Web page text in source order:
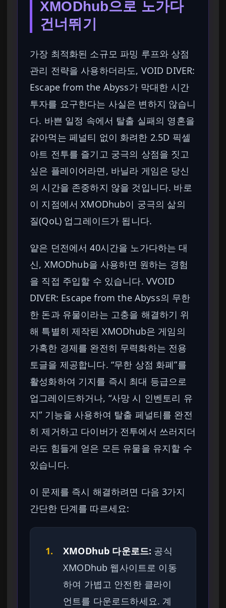
XMODhub으로 노가다
건너뛰기
가장 최적화된 소규모 파밍 루프와 상점
관리 전략을 사용하더라도, VOID DIVER:
Escape from the Abyss가 막대한 시간
투자를 요구한다는 사실은 변하지 않습니
다. 바쁜 일정 속에서 탈출 실패의 영혼을
갉아먹는 페널티 없이 화려한 2.5D 픽셀
아트 전투를 즐기고 궁극의 상점을 짓고
싶은 플레이어라면, 바닐라 게임은 당신
의 시간을 존중하지 않을 것입니다. 바로
이 지점에서 XMODhub이 궁극의 삶의
질(QoL) 업그레이드가 됩니다.
얕은 던전에서 40시간을 노가다하는 대
신, XMODhub을 사용하면 원하는 경험
을 직접 주입할 수 있습니다. VVOID
DIVER: Escape from the Abyss의 무한
한 돈과 유물이라는 고충을 해결하기 위
해 특별히 제작된 XMODhub은 게임의
가혹한 경제를 완전히 무력화하는 전용
토글을 제공합니다. “무한 상점 화폐”를
활성화하여 기지를 즉시 최대 등급으로
업그레이드하거나, “사망 시 인벤토리 유
지” 기능을 사용하여 탈출 페널티를 완전
히 제거하고 다이버가 전투에서 쓰러지더
라도 힘들게 얻은 모든 유물을 유지할 수
있습니다.
이 문제를 즉시 해결하려면 다음 3가지
간단한 단계를 따르세요:
1. XMODhub 다운로드: 공식
XMODhub 웹사이트로 이동
하여 가볍고 안전한 클라이
언트를 다운로드하세요. 계